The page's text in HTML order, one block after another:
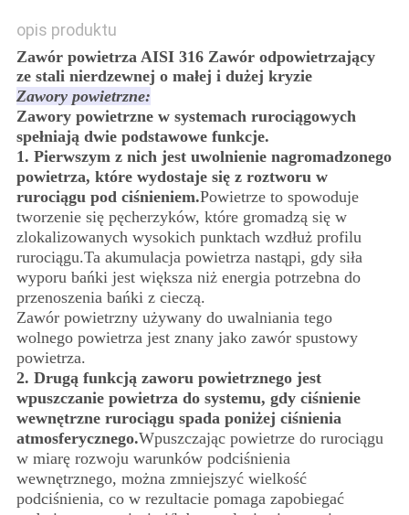
opis produktu
Zawór powietrza AISI 316 Zawór odpowietrzający
ze stali nierdzewnej o małej i dużej kryzie
Zawory powietrzne:
Zawory powietrzne w systemach rurociągowych
spełniają dwie podstawowe funkcje.
1. Pierwszym z nich jest uwolnienie nagromadzonego
powietrza, które wydostaje się z roztworu w
rurociągu pod ciśnieniem.Powietrze to spowoduje
tworzenie się pęcherzyków, które gromadzą się w
zlokalizowanych wysokich punktach wzdłuż profilu
rurociągu.Ta akumulacja powietrza nastąpi, gdy siła
wyporu bańki jest większa niż energia potrzebna do
przenoszenia bańki z cieczą.
Zawór powietrzny używany do uwalniania tego
wolnego powietrza jest znany jako zawór spustowy
powietrza.
2. Drugą funkcją zaworu powietrznego jest
wpuszczanie powietrza do systemu, gdy ciśnienie
wewnętrzne rurociągu spada poniżej ciśnienia
atmosferycznego.Wpuszczając powietrze do rurociągu
w miarę rozwoju warunków podciśnienia
wewnętrznego, można zmniejszyć wielkość
podciśnienia, co w rezultacie pomaga zapobiegać